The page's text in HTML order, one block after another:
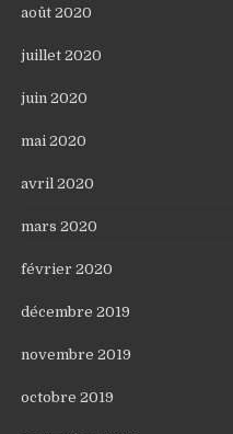
août 2020
juillet 2020
juin 2020
mai 2020
avril 2020
mars 2020
février 2020
décembre 2019
novembre 2019
octobre 2019